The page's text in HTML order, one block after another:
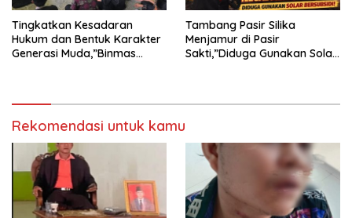
Tingkatkan Kesadaran
Hukum dan Bentuk Karakter
Generasi Muda,”Binmas
Tambang Pasir Silika
Menjamur di Pasir
Sakti,”Diduga Gunakan Solar
Rekomendasi untuk kamu